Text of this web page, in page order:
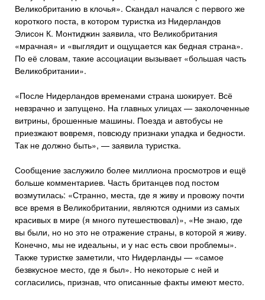
Великобританию в клочья». Скандал начался с первого же
короткого поста, в котором туристка из Нидерландов
Элисон К. Монтиджин заявила, что Великобритания
«мрачная» и «выглядит и ощущается как бедная страна».
По её словам, такие ассоциации вызывает «большая часть
Великобритании».
«После Нидерландов временами страна шокирует. Всё
невзрачно и запущено. На главных улицах — заколоченные
витрины, брошенные машины. Поезда и автобусы не
приезжают вовремя, повсюду признаки упадка и бедности.
Так не должно быть», — заявила туристка.
Сообщение заслужило более миллиона просмотров и ещё
больше комментариев. Часть британцев под постом
возмутилась: «Странно, места, где я живу и провожу почти
все время в Великобритании, являются одними из самых
красивых в мире (я много путешествовал)», «Не знаю, где
вы были, но но это не отражение страны, в которой я живу.
Конечно, мы не идеальны, и у нас есть свои проблемы».
Также туристке заметили, что Нидерланды — «самое
безвкусное место, где я был». Но некоторые с ней и
согласились, признав, что описанные факты имеют место.